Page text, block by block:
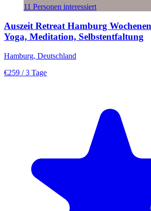
11 Personen interessiert
Auszeit Retreat Hamburg
Yoga, Meditation, Selbstentfaltung
Hamburg, Deutschland
€259 / 3 Tage